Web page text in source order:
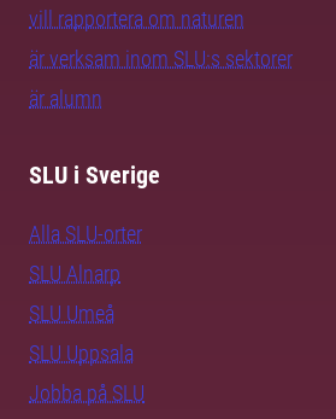
vill rapportera om naturen
är verksam inom SLU:s sektorer
är alumn
SLU i Sverige
Alla SLU-orter
SLU Alnarp
SLU Umeå
SLU Uppsala
Jobba på SLU